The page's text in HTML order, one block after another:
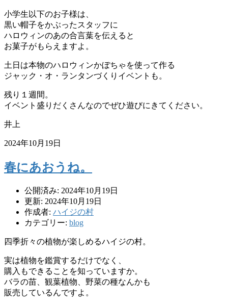
小学生以下のお子様は、
黒い帽子をかぶったスタッフに
ハロウィンのあの合言葉を伝えると
お菓子がもらえますよ。
土日は本物のハロウィンかぼちゃを使って作る
ジャック・オ・ランタンづくりイベントも。
残り１週間。
イベント盛りだくさんなのでぜひ遊びにきてください。
井上
2024年10月19日
春にあおうね。
公開済み: 2024年10月19日
更新: 2024年10月19日
作成者: ハイジの村
カテゴリー: blog
四季折々の植物が楽しめるハイジの村。
実は植物を鑑賞するだけでなく、
購入もできることを知っていますか。
バラの苗、観葉植物、野菜の種なんかも
販売しているんですよ。